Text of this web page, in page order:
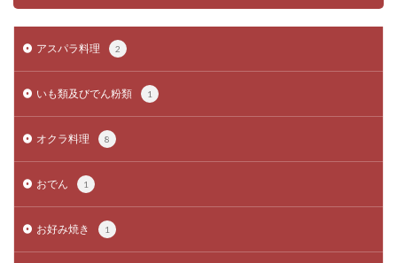
アスパラ料理 2
いも類及びでん粉類 1
オクラ料理 8
おでん 1
お好み焼き 1